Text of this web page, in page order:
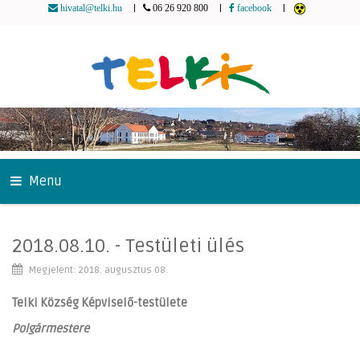
hivatal@telki.hu 06 26 920 800 facebook
Menu
2018.08.10. - Testületi ülés
Megjelent: 2018. augusztus 08.
Telki Község Képviselő-testülete
Polgármestere